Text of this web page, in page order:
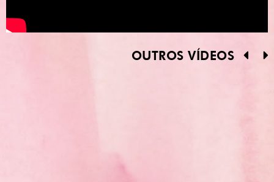
OUTROS VÍDEOS